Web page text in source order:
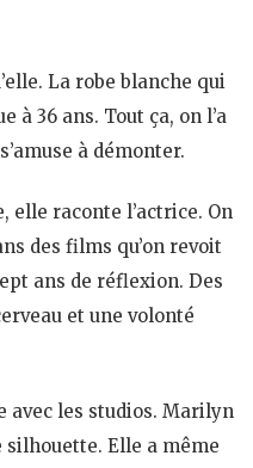
La robe blanche qui
à 36 ans. Tout ça, on l’a
à démonter.
elle raconte l’actrice. On
des films qu’on revoit
ans de réflexion. Des
et une volonté
avec les studios. Marilyn
Elle a même